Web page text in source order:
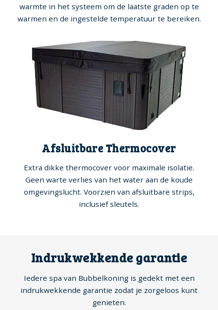
warmte in het systeem om de laatste graden op te
warmen en de ingestelde temperatuur te bereiken.
Afsluitbare Thermocover
Extra dikke thermocover voor maximale isolatie.
Geen warte verlies van het water aan de koude
omgevingslucht. Voorzien van afsluitbare strips,
inclusief sleutels.
Indrukwekkende garantie
Iedere spa van Bubbelkoning is gedekt met een
indrukwekkende garantie zodat je zorgeloos kunt
genieten.